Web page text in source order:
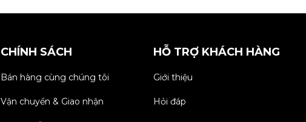
CHÍNH SÁCH
Bán hàng cùng chúng tôi
Vận chuyển & Giao nhận
HỖ TRỢ KHÁCH HÀNG
Giới thiệu
Hỏi đáp